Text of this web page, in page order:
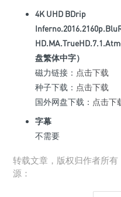
4K UHD BDrip
盘繁体中字）
磁力链接： 点击下载
种子下载： 点击下载
国外网盘下载： 点击下
字幕
不需要
转载文章，版权归作者所
源：